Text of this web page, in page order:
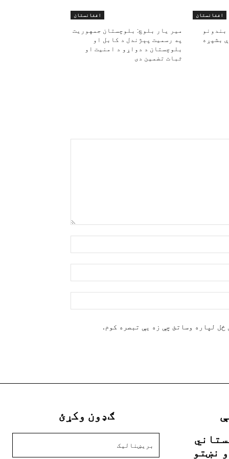
افغانستان
بشپړه
افغانستان
مير يار بلوچ: بلوچستان جمهوریت
په رسمیت پېژندل د کابل او
بلوچستان د دواړو د امنیت او
ثبات تضمین دی
پاڼه:
لپاره وساتئ چې زه یې تبصره کوم.
ګډون وکړئ
نښتو